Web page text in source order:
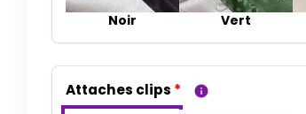
Noir Vert
Attaches clips * info